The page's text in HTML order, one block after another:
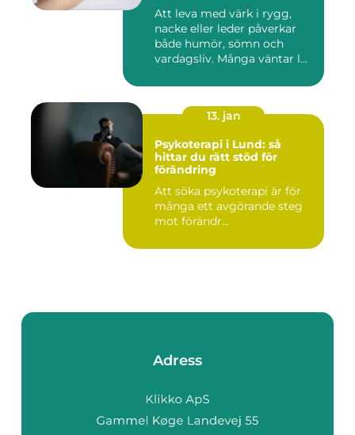
Att leva med värk i rygg,
nacke eller leder påverkar
både humör, sömn och
vardagsliv. Många väntar l...
13. jan
Psykoterapi i Lund: så
hittar du rätt stöd för
förändring
Att söka psykoterapi är för
många ett avgörande steg
mot förändr...
Adress